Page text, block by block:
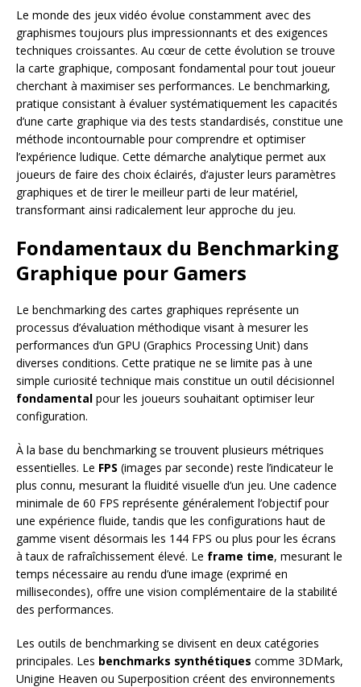
Le monde des jeux vidéo évolue constamment avec des
graphismes toujours plus impressionnants et des exigences
techniques croissantes. Au cœur de cette évolution se trouve
la carte graphique, composant fondamental pour tout joueur
cherchant à maximiser ses performances. Le benchmarking,
pratique consistant à évaluer systématiquement les capacités
d’une carte graphique via des tests standardisés, constitue une
méthode incontournable pour comprendre et optimiser
l’expérience ludique. Cette démarche analytique permet aux
joueurs de faire des choix éclairés, d’ajuster leurs paramètres
graphiques et de tirer le meilleur parti de leur matériel,
transformant ainsi radicalement leur approche du jeu.
Fondamentaux du Benchmarking
Graphique pour Gamers
Le benchmarking des cartes graphiques représente un
processus d’évaluation méthodique visant à mesurer les
performances d’un GPU (Graphics Processing Unit) dans
diverses conditions. Cette pratique ne se limite pas à une
simple curiosité technique mais constitue un outil décisionnel
fondamental pour les joueurs souhaitant optimiser leur
configuration.
À la base du benchmarking se trouvent plusieurs métriques
essentielles. Le FPS (images par seconde) reste l’indicateur le
plus connu, mesurant la fluidité visuelle d’un jeu. Une cadence
minimale de 60 FPS représente généralement l’objectif pour
une expérience fluide, tandis que les configurations haut de
gamme visent désormais les 144 FPS ou plus pour les écrans
à taux de rafraîchissement élevé. Le frame time, mesurant le
temps nécessaire au rendu d’une image (exprimé en
millisecondes), offre une vision complémentaire de la stabilité
des performances.
Les outils de benchmarking se divisent en deux catégories
principales. Les benchmarks synthétiques comme 3DMark,
Unigine Heaven ou Superposition créent des environnements